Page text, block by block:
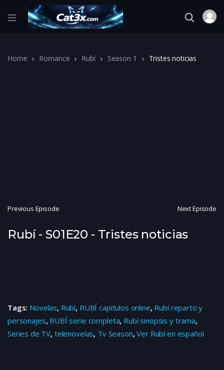
Home Romance Rubí Season 1 Tristes noticias
Previous Episode Next Episode
Rubí - S01E20 - Tristes noticias
Tags: Novelas, Rubí, RUBÍ capitulos online, Rubí reparto y
personajes, RUBÍ serie completa, Rubí sinopsis y trama,
Series de TV, telenovelas, Tv Season,Ver Rubí en español